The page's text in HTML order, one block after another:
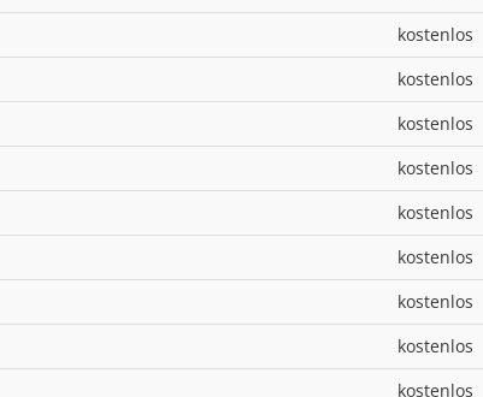
kostenlos
kostenlos
kostenlos
kostenlos
kostenlos
kostenlos
kostenlos
kostenlos
kostenlos